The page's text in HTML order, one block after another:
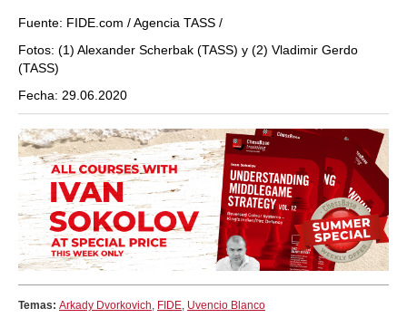
Fuente: FIDE.com / Agencia TASS /
Fotos: (1) Alexander Scherbak (TASS) y (2) Vladimir Gerdo
(TASS)
Fecha: 29.06.2020
Temas: Arkady Dvorkovich, FIDE, Uvencio Blanco